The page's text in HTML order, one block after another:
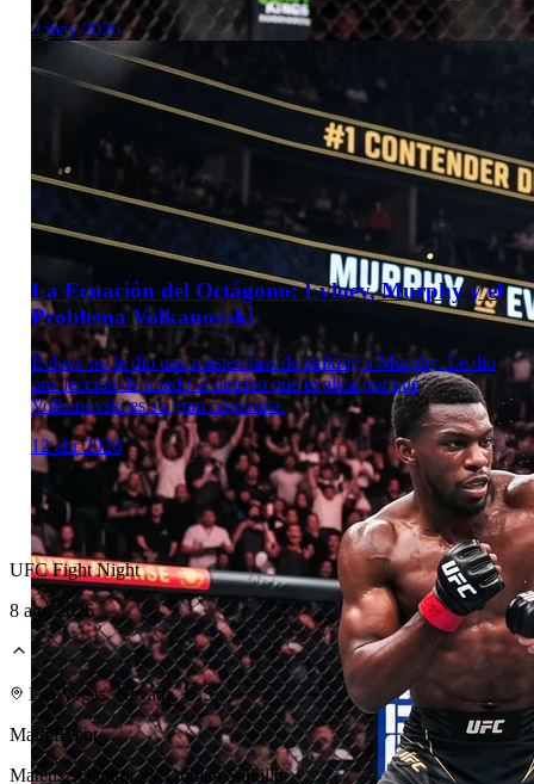
Laboratorio Técnico
Laboratorio Técnico
2 may 2026
La Ecuación del Octágono: Evloev, Murphy y el
Problema Volkanovski
Evloev no le dio una masterclass de striking a Murphy. Le dio
una lección de miedo al derribo que explica por qué
Volkanovski es su gran criptonita.
12 abr 2026
UFC Fight Night
8 ago 2026
Las Vegas, Nevada, U.S.
Main Event
Mateusz Gamrot vs. Quillan Salkilld